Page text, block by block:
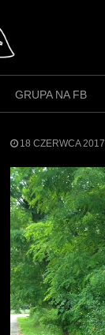
GRUPA NA FB
18 CZERWCA 2017